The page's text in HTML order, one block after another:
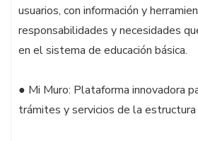
usuarios, con información y
responsabilidades y necesidades
en el sistema de educación básica.
● Mi Muro: Plataforma innovadora
trámites y servicios de la estructura